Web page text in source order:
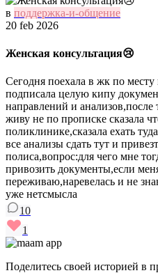
в поддержка-и-общение
20 feb 2026
Женская консультация😢
Сегодня поехала в жк по
подписала целую кипу
направлений и анализов,после
живу не по прописке сказала
поликлинике,сказала ехать
все анализы сдать тут и
полиса,вопрос:для чего мне
привозить документы,если
переживаю,наревелась и не
уже нетсмысла
10
1
Поделитесь своей историей в